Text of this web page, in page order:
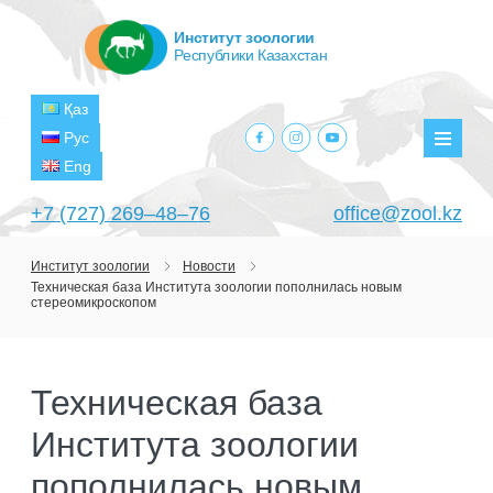
+7 (727) 269‒48‒76 office@zool.kz
Қаз
Рус
Eng
facebook.com
instagram.com
youtube.com
Институт зоологии
Республики Казахстан
ГЛАВНАЯ
РУКОВОДСТВО
СТРУКТУРА
ПОДРАЗДЕЛЕНИЯ
ЛАБОРАТОРИЯ ТЕРИОЛОГИИ
НАУЧНО-ИССЛЕДОВАТЕЛЬСКИЕ
ПРОЕКТЫ
ТЕКУЩИЕ ПРОЕКТЫ
Институт зоологии
Новости
Техническая база Института зоологии пополнилась новым
стереомикроскопом
Техническая база
Института зоологии